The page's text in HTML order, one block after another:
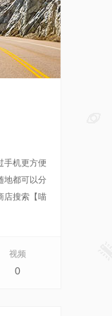
手机更方便
地都可以分
店搜索【喵
视频
0